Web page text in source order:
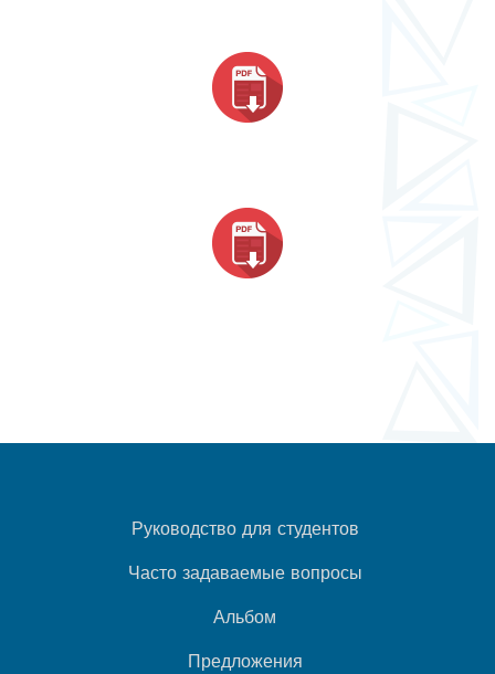
Руководство для студентов
Часто задаваемые вопросы
Альбом
Предложения